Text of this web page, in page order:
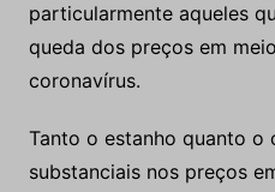
particularmente aqueles
queda dos preços em
coronavírus.
Tanto o estanho quanto o
substanciais nos preços